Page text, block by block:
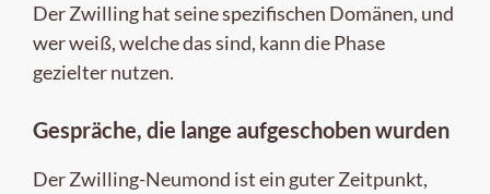
Der Zwilling hat seine spezifischen Domänen, und
wer weiß, welche das sind, kann die Phase
gezielter nutzen.
Gespräche, die lange aufgeschoben wurden
Der Zwilling-Neumond ist ein guter Zeitpunkt,